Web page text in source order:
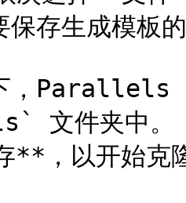
存生成模板
文件夹中。
，以开始克